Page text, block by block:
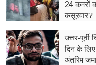
24 कमरों
कसूरवार?
उत्तर-
दिन के लिए
अंतरिम